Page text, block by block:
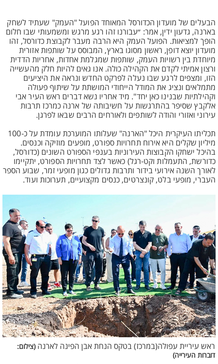
הבעלים של מועדון הכדורסל המאוחד הפועל "העמק" שעתיד לשחק
בארנה, גדעון ידין, אמר: ״עבורנו זהו רגע מרגש ומשמעותי שבו חלום
הופך למציאות. הפועל העמק היא הרבה מעבר לקבוצת כדורסל, זהו
מועדון יוצא דופן, ראשון מסוגו בארץ, המבוסס על שותפות אזורית
מיוחדת בין רשויות העמק, שותפות שמגלמת אחדות, אחריות הדדית
ורצון אמיתי לקדם את הקהילה כולה. אנו גאים להיות חלק מהעשייה
הזו, ומצפים לרגע שבו נעלה לפרקט החדש ונראה את היציעים
מתמלאים ונציג את המודל הייחודי המושתת על שיתוף פעולה
וקהילתיות שבנינו כאן יחד". מיד אחריו נשא דברים ראש העיר אבי
אלקבץ שסיפר בהתרגשות על חשיבותה של ארנה כמרכז תרבות
עירוני ואזורי והודה לשותפים ולאורחים הרבים שבאו לפרגן.
תכליתו העיקרית היכל "הארנה" שעלותו המוערכת עומדת על כ-100
מיליון שקלים היא אירוח תחרויות ספורט, מופעים מוזיקה וכנסים.
בהיכל ישחקו הקבוצות העירוניות בענפי הספורט השונים (כדורסל,
כדורשת, התעמלות וקט-רגל) כאשר לצד תחרויות הספורט, יתקיימו
לאורך השנה אירועי בידור ותרבות גדולים כגון מופעי זמר, שבוע הספר
העברי, מופעי בלט, קונצרטים, כנסים מקצועיים, תערוכות ועוד.
ראש עיריית עפולה(במרכז) בטקס הנחת אבן הפינה לארנה (צילום:
דוברות העירייה)